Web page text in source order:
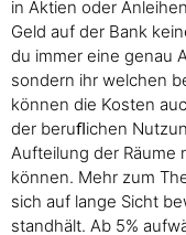
in Aktien oder
Geld auf der Bank
du immer eine genau
sondern ihr welchen
können die Kosten
der beruﬂichen
Aufteilung der Räume
können. Mehr zum
sich auf lange Sicht
standhält. Ab 5%